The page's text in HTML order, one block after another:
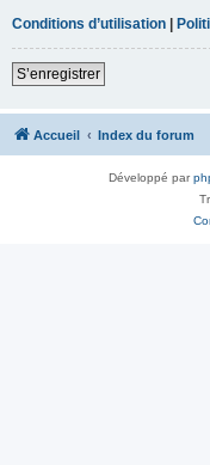
Conditions d’utilisation |
S’enregistrer
Accueil Index du forum
Développé par